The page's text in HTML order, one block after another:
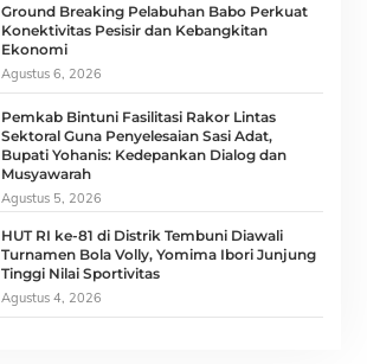
Ground Breaking Pelabuhan Babo Perkuat
Konektivitas Pesisir dan Kebangkitan
Ekonomi
Agustus 6, 2026
Pemkab Bintuni Fasilitasi Rakor Lintas
Sektoral Guna Penyelesaian Sasi Adat,
Bupati Yohanis: Kedepankan Dialog dan
Musyawarah
Agustus 5, 2026
HUT RI ke-81 di Distrik Tembuni Diawali
Turnamen Bola Volly, Yomima Ibori Junjung
Tinggi Nilai Sportivitas
Agustus 4, 2026